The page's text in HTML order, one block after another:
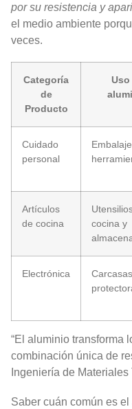
por su resistencia y
el medio ambiente
veces.
Categoría
de
Producto
Uso
Cuidado
personal
Artículos
de cocina
cocina y
Electrónica
Carcasas
“El aluminio transforma
combinación única de
Ingeniería de Materiales
Saber cuán común es